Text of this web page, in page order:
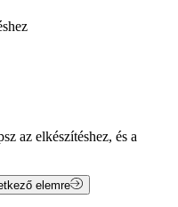
az elkészítéshez, és a
elemre